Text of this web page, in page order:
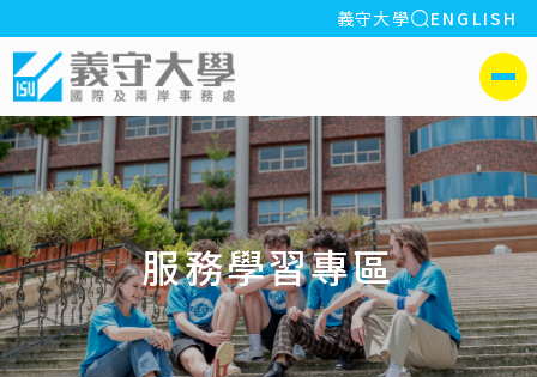
:::
義守大學 全站搜索
ENGLISH
側選單
服務學習專區